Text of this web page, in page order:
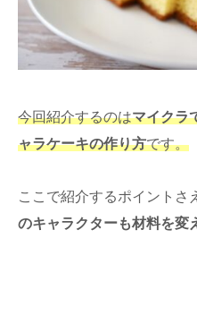
今回紹介するのはマイクラ
ャラケーキの作り方です。
ここで紹介するポイントさ
のキャラクターも材料を変